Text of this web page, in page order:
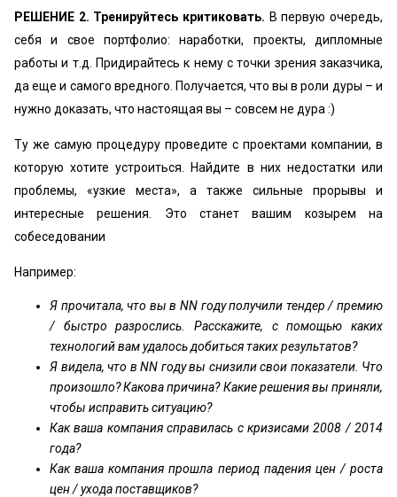
РЕШЕНИЕ 2. Тренируйтесь критиковать. В первую очередь,
себя и свое портфолио: наработки, проекты, дипломные
работы и т.д. Придирайтесь к нему с точки зрения заказчика,
да еще и самого вредного. Получается, что вы в роли дуры – и
нужно доказать, что настоящая вы – совсем не дура :)
Ту же самую процедуру проведите с проектами компании, в
которую хотите устроиться. Найдите в них недостатки или
проблемы, «узкие места», а также сильные прорывы и
интересные решения. Это станет вашим козырем на
собеседовании
Например:
Я прочитала, что вы в NN году получили тендер / премию
/ быстро разрослись. Расскажите, с помощью каких
технологий вам удалось добиться таких результатов?
Я видела, что в NN году вы снизили свои показатели. Что
произошло? Какова причина? Какие решения вы приняли,
чтобы исправить ситуацию?
Как ваша компания справилась с кризисами 2008 / 2014
года?
Как ваша компания прошла период падения цен / роста
цен / ухода поставщиков?